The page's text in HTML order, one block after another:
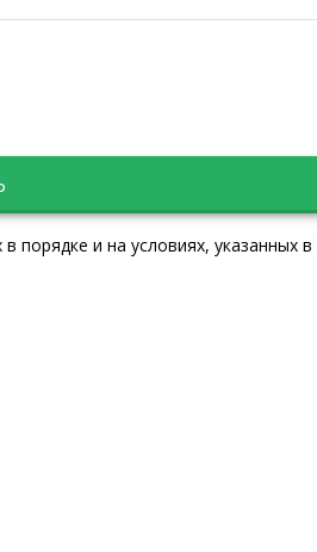
порядке и на условиях, указанных в